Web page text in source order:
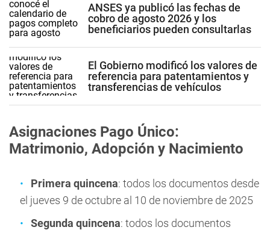
ANSES ya publicó las fechas de
cobro de agosto 2026 y los
beneficiarios pueden consultarlas
El Gobierno modificó los valores de
referencia para patentamientos y
transferencias de vehículos
Asignaciones Pago Único:
Matrimonio, Adopción y Nacimiento
Primera quincena: todos los documentos desde
el jueves 9 de octubre al 10 de noviembre de 2025
Segunda quincena: todos los documentos